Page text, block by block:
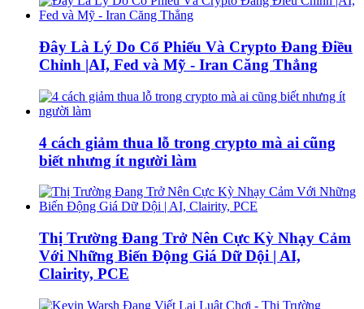
Đây Là Lý Do Cổ Phiếu Và Crypto Đang Điều
Chỉnh |AI, Fed và Mỹ - Iran Căng Thẳng
4 cách giảm thua lỗ trong crypto mà ai cũng
biết nhưng ít người làm
Thị Trường Đang Trở Nên Cực Kỳ Nhạy Cảm
Với Những Biến Động Giá Dữ Dội | AI,
Clairity, PCE